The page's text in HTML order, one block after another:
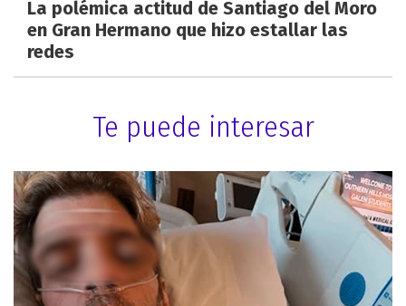
La polémica actitud de Santiago del Moro
en Gran Hermano que hizo estallar las
redes
Te puede interesar